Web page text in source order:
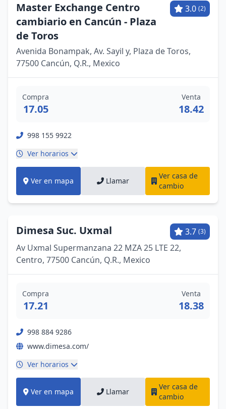
Master Exchange Centro
cambiario en Cancún - Plaza
de Toros
3.0 (2)
Avenida Bonampak, Av. Sayil y, Plaza de Toros,
77500 Cancún, Q.R., Mexico
Compra
17.05
Venta
18.42
998 155 9922
Ver horarios
Ver en mapa Llamar
Ver casa de
cambio
Dimesa Suc. Uxmal 3.7 (3)
Av Uxmal Supermanzana 22 MZA 25 LTE 22,
Centro, 77500 Cancún, Q.R., Mexico
Compra
17.21
Venta
18.38
998 884 9286
www.dimesa.com/
Ver horarios
Ver en mapa Llamar
Ver casa de
cambio